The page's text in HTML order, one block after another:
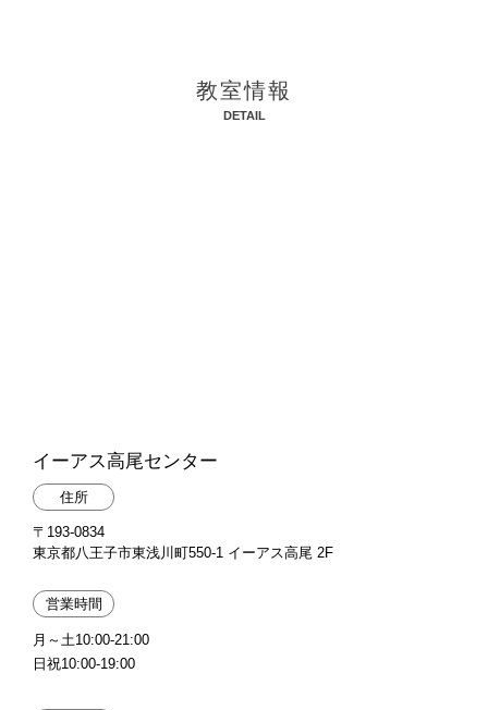
教室情報
DETAIL
イーアス高尾センター
住所
〒193-0834
東京都八王子市東浅川町550-1 イーアス高尾 2F
営業時間
月～土10:00-21:00
日祝10:00-19:00